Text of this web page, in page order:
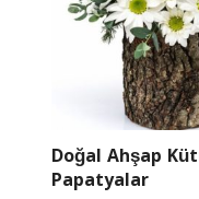
Doğal Ahşap
Papatyalar